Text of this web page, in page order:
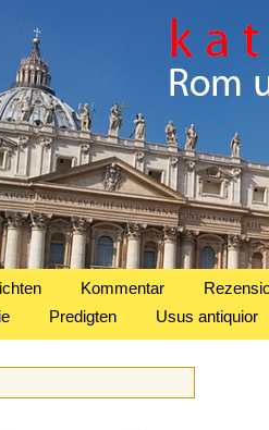
Kommentar
Predigten Usus antiquior